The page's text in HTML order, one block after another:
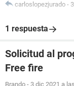
carloslopezjurado -
1 respuesta
Solicitud al
Free fire
Brando - 3 dic 2021 a